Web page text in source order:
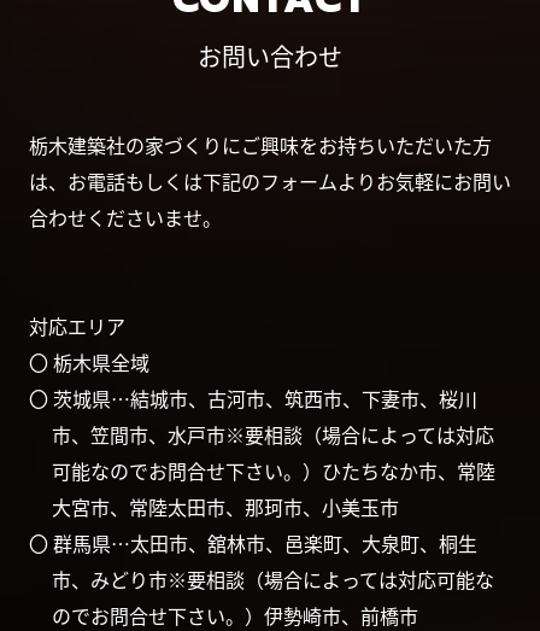
お問い合わせ
栃木建築社の家づくりにご興味をお持ちいただいた方
は、お電話もしくは下記のフォームよりお気軽にお問い
合わせくださいませ。
対応エリア
〇 栃木県全域
〇 茨城県…結城市、古河市、筑西市、下妻市、桜川
市、笠間市、水戸市※要相談（場合によっては対応
可能なのでお問合せ下さい。）ひたちなか市、常陸
大宮市、常陸太田市、那珂市、小美玉市
〇 群馬県…太田市、舘林市、邑楽町、大泉町、桐生
市、みどり市※要相談（場合によっては対応可能な
のでお問合せ下さい。）伊勢崎市、前橋市